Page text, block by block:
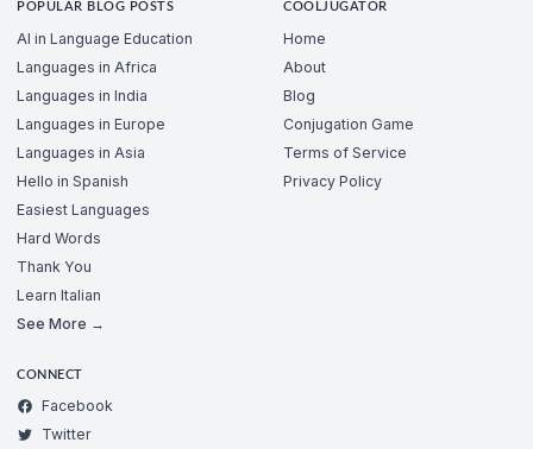
POPULAR BLOG POSTS
AI in Language Education
Languages in Africa
Languages in India
Languages in Europe
Languages in Asia
Hello in Spanish
Easiest Languages
Hard Words
Thank You
Learn Italian
See More →
COOLJUGATOR
Home
About
Blog
Conjugation Game
Terms of Service
Privacy Policy
CONNECT
Facebook
Twitter